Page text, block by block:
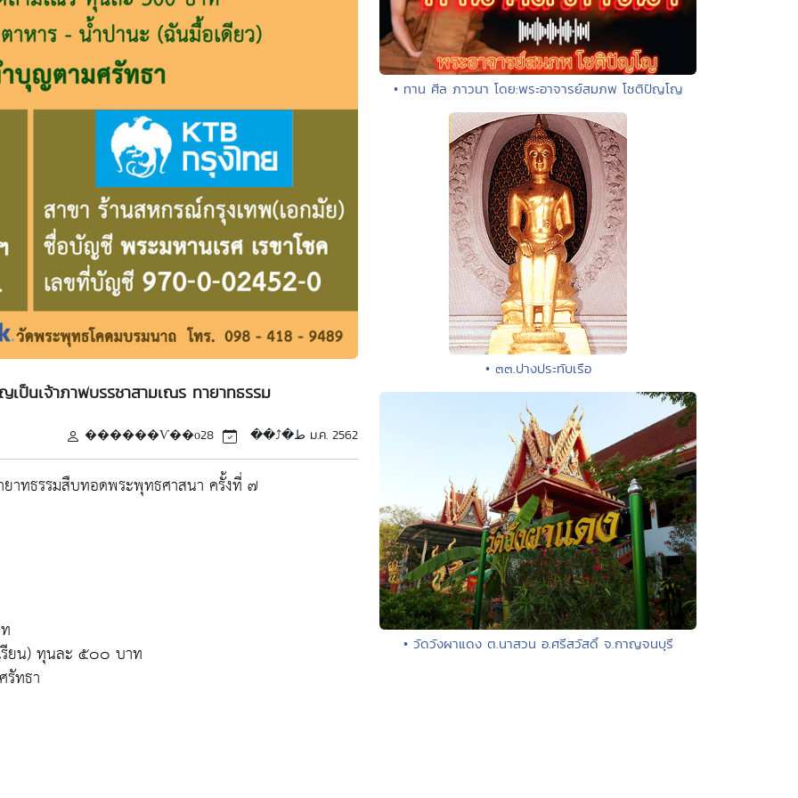
ป็นเจ้าภาพบรรชาสามเณร ทายาทธรรม
������Ѵ��оط�⤴�� 28 ม.ค. 2562
ยาทธรรมสืบทอดพระพุทธศาสนา ครั้งที่ ๗
รียน) ทุนละ ๕๐๐ บาท
รัทธา
• ทาน ศีล ภาวนา โดย:พระอาจารย์สมภพ โชติปัญโญ
• ๓๓.ปางประทับเรือ
• วัดวังผาแดง ต.นาสวน อ.ศรีสวัสดิ์ จ.กาญจนบุรี